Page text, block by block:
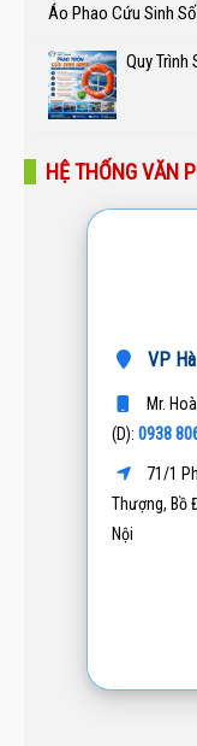
Áo Phao Cứu Sinh
Quy Trình
HỆ THỐNG VĂN
VP
Mr.
(D): 0938
71/1
Thượng, Bồ
Nội